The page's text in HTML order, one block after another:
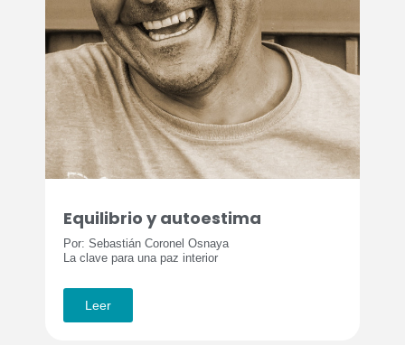
Equilibrio y autoestima
Por: Sebastián Coronel Osnaya
La clave para una paz interior
Leer